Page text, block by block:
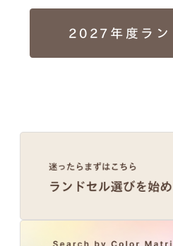
2027年度ラン